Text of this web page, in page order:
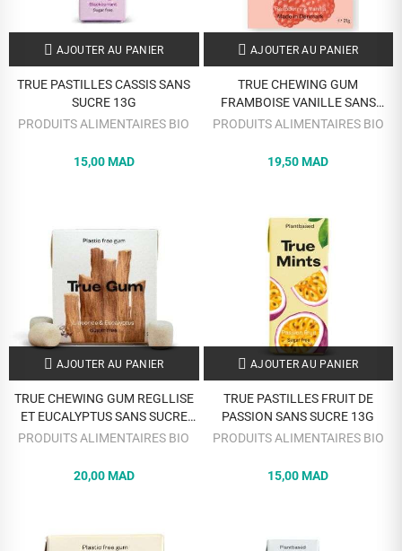
AJOUTER AU PANIER
TRUE PASTILLES CASSIS SANS
SUCRE 13G
PRODUITS ALIMENTAIRES BIO
15,00 MAD
AJOUTER AU PANIER
TRUE CHEWING GUM
FRAMBOISE VANILLE SANS
SUCRE 21G
PRODUITS ALIMENTAIRES BIO
19,50 MAD
AJOUTER AU PANIER
TRUE CHEWING GUM REGLLISE
ET EUCALYPTUS SANS SUCRE
21G
PRODUITS ALIMENTAIRES BIO
20,00 MAD
AJOUTER AU PANIER
TRUE PASTILLES FRUIT DE
PASSION SANS SUCRE 13G
PRODUITS ALIMENTAIRES BIO
15,00 MAD